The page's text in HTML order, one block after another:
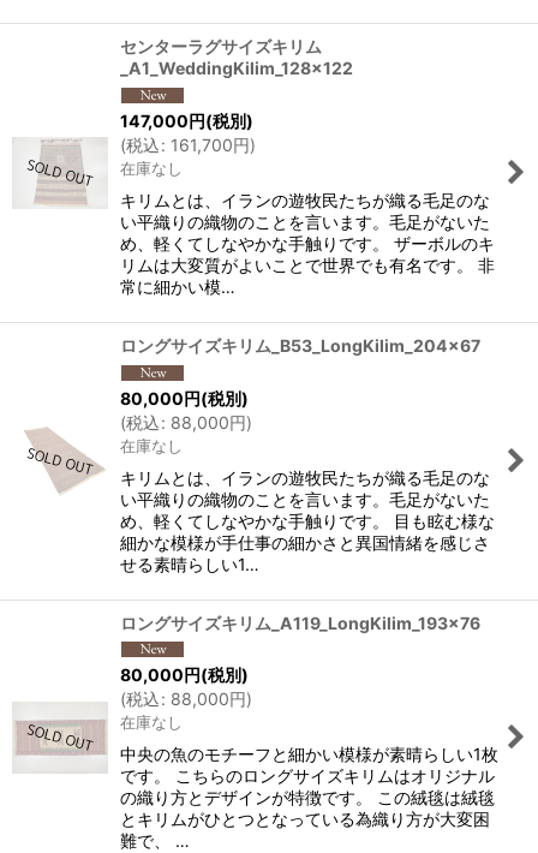
センターラグサイズキリム
_A1_WeddingKilim_128x122
147,000円(税別)
(税込: 161,700円)
在庫なし
キリムとは、イランの遊牧民たちが織る毛足のな
い平織りの織物のことを言います。毛足がないた
め、軽くてしなやかな手触りです。 ザーボルのキ
リムは大変質がよいことで世界でも有名です。 非
常に細かい模…
ロングサイズキリム_B53_LongKilim_204x67
80,000円(税別)
(税込: 88,000円)
在庫なし
キリムとは、イランの遊牧民たちが織る毛足のな
い平織りの織物のことを言います。毛足がないた
め、軽くてしなやかな手触りです。 目も眩む様な
細かな模様が手仕事の細かさと異国情緒を感じさ
せる素晴らしい1…
ロングサイズキリム_A119_LongKilim_193x76
80,000円(税別)
(税込: 88,000円)
在庫なし
中央の魚のモチーフと細かい模様が素晴らしい1枚
です。 こちらのロングサイズキリムはオリジナル
の織り方とデザインが特徴です。 この絨毯は絨毯
とキリムがひとつとなっている為織り方が大変困
難で、 …